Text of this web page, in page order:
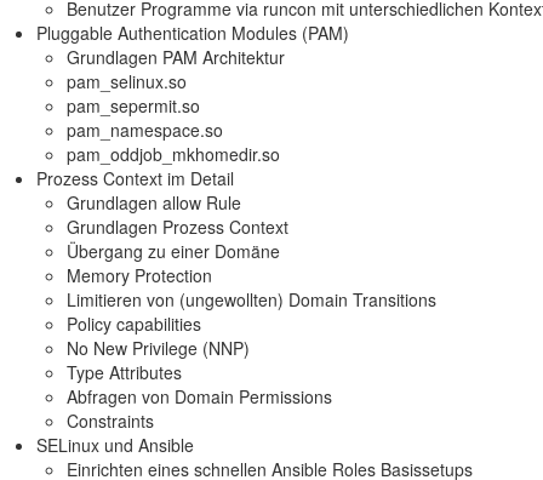
Benutzer Programme via runcon mit unterschiedlichen
Pluggable Authentication Modules (PAM)
Grundlagen PAM Architektur
pam_selinux.so
pam_sepermit.so
pam_namespace.so
pam_oddjob_mkhomedir.so
Prozess Context im Detail
Grundlagen allow Rule
Grundlagen Prozess Context
Übergang zu einer Domäne
Memory Protection
Limitieren von (ungewollten) Domain Transitions
Policy capabilities
No New Privilege (NNP)
Type Attributes
Abfragen von Domain Permissions
Constraints
SELinux und Ansible
Einrichten eines schnellen Ansible Roles Basissetups